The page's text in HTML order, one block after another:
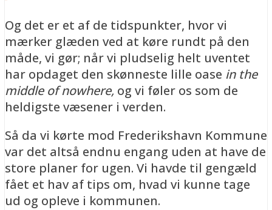
Og det er et af de tidspunkter, hvor vi
mærker glæden ved at køre rundt på den
måde, vi gør; når vi pludselig helt uventet
har opdaget den skønneste lille oase in the
middle of nowhere, og vi føler os som de
heldigste væsener i verden.
Så da vi kørte mod Frederikshavn Kommune
var det altså endnu engang uden at have de
store planer for ugen. Vi havde til gengæld
fået et hav af tips om, hvad vi kunne tage
ud og opleve i kommunen.